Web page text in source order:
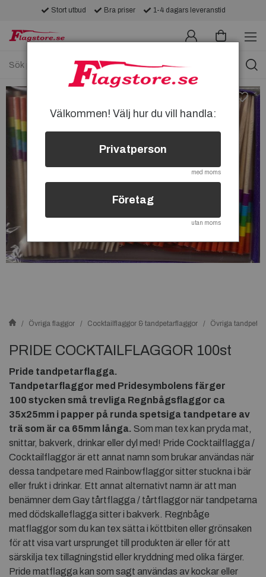
Stort utbud Bra priser 1-4 dagars leveranstid
Övriga flaggor Cocktailflaggor & tandpetarflaggor Övriga
PRIDE COCKTAILFLAGGOR 100st
Pride tandpetarflagga.
Tandpetarflaggor med Pridesymbolens färger
100 stycken små trevliga Regnbågsflaggor ca
35x25mm i papper på runda spetsiga tandpetare av
trä som är ca 65mm långa. Som man tex kan pryda mat,
snittar, bakverk, drinkar eller dyl med! Pride Cocktailflagga /
Cocktailflaggor är ett annat namn som brukar användas när
dessa tandpetare med Rainbowflaggor sitter stuckna i bär
eller frukt i drinkar. Ett annat alternativt namn är att man
benämner dem Gay tårtflagga / tårtflaggor när tandpetarna
med dödskalleflagga sitter i bakverk. Regnbåge
matflaggor som du kan tex sätta i köttbiten eller grönsaken
för att visa vart ursprunget till produkten är eller för att
särskilja tex tillagningstid eller kryddning med olika färger.
Pride matflagga kan som sagt användas av kockar eller
Välkommen! Välj hur du vill handla:
Privatperson
med moms
Företag
utan moms